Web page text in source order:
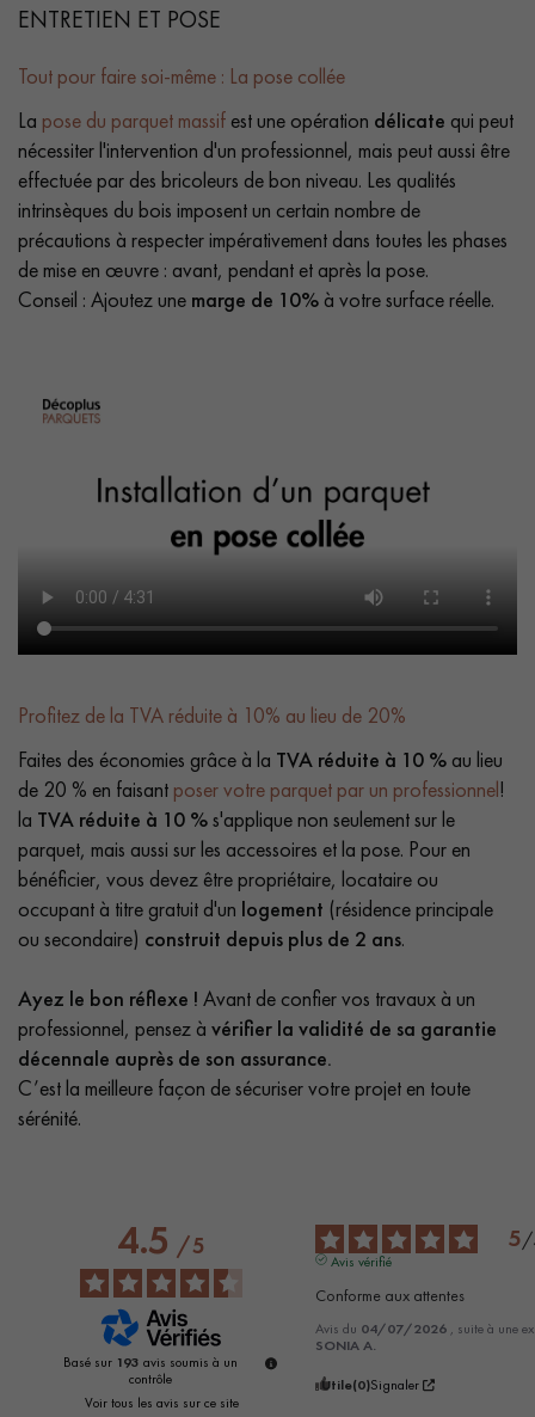
ENTRETIEN ET POSE
Tout pour faire soi-même : La pose collée
La pose du parquet massif est une opération délicate qui peut
nécessiter l'intervention d'un professionnel, mais peut aussi être
effectuée par des bricoleurs de bon niveau. Les qualités
intrinsèques du bois imposent un certain nombre de
précautions à respecter impérativement dans toutes les phases
de mise en œuvre : avant, pendant et après la pose.
Conseil : Ajoutez une marge de 10% à votre surface réelle.
Profitez de la TVA réduite à 10% au lieu de 20%
Faites des économies grâce à la TVA réduite à 10 % au lieu
de 20 % en faisant poser votre parquet par un professionnel!
la TVA réduite à 10 %s'applique non seulement sur le
parquet, mais aussi sur les accessoires et la pose. Pour en
bénéficier, vous devez être propriétaire, locataire ou
occupant à titre gratuit d'un logement (résidence principale
ou secondaire) construit depuis plus de 2 ans.
Ayez le bon réflexe ! Avant de confier vos travaux à un
professionnel, pensez à vérifier la validité de sa garantie
décennale auprès de son assurance.
C’est la meilleure façon de sécuriser votre projet en toute
sérénité.
4.5/5
Basé sur 193 avis soumis à un
contrôle
Voir tous les avis sur ce site
5/
Avis vérifié
Conforme aux attentes
Avis du 04/07/2026 , suite à une
SONIA A.
Utile(0)Signaler